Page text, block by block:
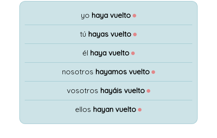
yo haya vuelto ●
tú hayas vuelto ●
él haya vuelto ●
nosotros hayamos vuelto ●
vosotros hayáis vuelto ●
ellos hayan vuelto ●